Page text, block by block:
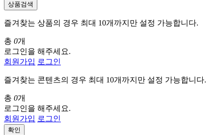
상품검색
즐겨찾는 상품의 경우 최대 10개까지만 설정 가능합니다.
총 0개
로그인을 해주세요.
회원가입 로그인
즐겨찾는 콘텐츠의 경우 최대 10개까지만 설정 가능합니다.
총 0개
로그인을 해주세요.
회원가입 로그인
확인